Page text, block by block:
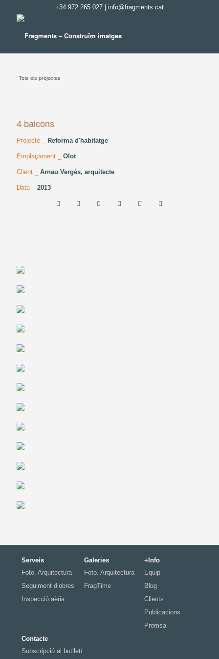
+34 972 265 027| info@fragments.cat
Tots els projectes
4 balcons
Projecte _ Reforma d'habitatge
Emplaçament _ Olot
Client _ Arnau Vergés, arquitecte
Data _ 2013
Serveis
Foto. Arquitectura
Seguiment d’obres
Inspecció aèria
Galeries
Foto. Arquitectura
FragTime
+Info
Equip
Blog
Clients
Publicacions
Premsa
Contacte
Subscripció al butlletí